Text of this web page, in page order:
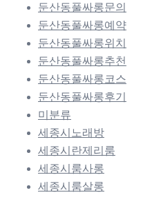
둔산동풀싸롱문의
둔산동풀싸롱예약
둔산동풀싸롱위치
둔산동풀싸롱추천
둔산동풀싸롱코스
둔산동풀싸롱후기
미분류
세종시노래방
세종시란제리룸
세종시룸사롱
세종시룸살롱